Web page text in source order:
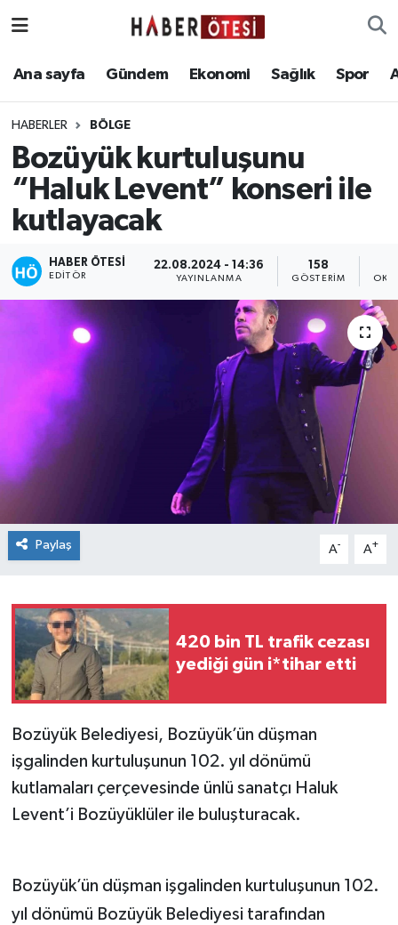
Ana sayfa Gündem Ekonomi Sağlık Spor
HABERLER BÖLGE
Bozüyük kurtuluşunu
“Haluk Levent” konseri ile
kutlayacak
HABER ÖTESI
EDITÖR
22.08.2024 - 14:36
YAYINLANMA
158
GÖSTERIM
Paylaş A- A+
420 bin TL trafik cezası
yediği gün i*tihar etti
Bozüyük Belediyesi, Bozüyük’ün düşman
işgalinden kurtuluşunun 102. yıl dönümü
kutlamaları çerçevesinde ünlü sanatçı Haluk
Levent’i Bozüyüklüler ile buluşturacak.
Bozüyük’ün düşman işgalinden kurtuluşunun 102.
yıl dönümü Bozüyük Belediyesi tarafından
Ana sayfa
Ekonomi
Sağlık
Teknoloji
Eskişehir Nöbetçi Eczaneler
Eskişehir Namaz Vakitleri
Eskişehir Trafik Yoğunluk Haritası
Son Dakika Haberleri
Haber Arşivi